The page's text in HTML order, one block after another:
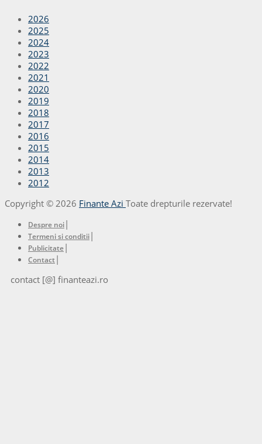
2026
2025
2024
2023
2022
2021
2020
2019
2018
2017
2016
2015
2014
2013
2012
Copyright © 2026 Finante Azi Toate drepturile rezervate!
Despre noi|
Termeni si conditii|
Publicitate|
Contact|
contact [@] finanteazi.ro